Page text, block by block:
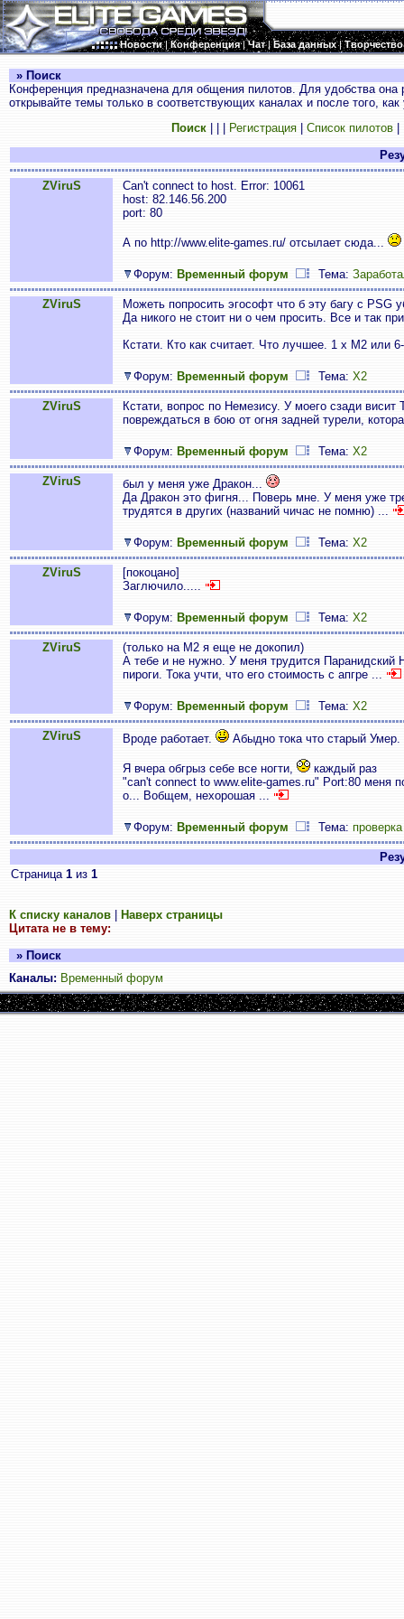
Новости|Конференция|Чат|База данных|Творчество
» Поиск
Конференция предназначена для общения пилотов. Для удобства
открывайте темы только в соответствующих каналах и после того,
Поиск
Регистрация Список пилотов
ZViruS
Can't connect to host. Error: 10061
host: 82.146.56.200
port: 80
А по http://www.elite-games.ru/ отсылает сюда...
Форум: Временный форум Тема:
ZViruS
Можеть попросить эгософт что б эту багу с PSG
Да никого не стоит ни о чем просить. Все и так
Кстати. Кто как считает. Что лучшее. 1 х М2 или
Форум: Временный форум Тема: X2
ZViruS
Кстати, вопрос по Немезису. У моего сзади
повреждаться в бою от огня задней турели,
Форум: Временный форум Тема: X2
ZViruS
был у меня уже Дракон...
Да Дракон это фигня... Поверь мне. У меня уже
трудятся в других (названий чичас не помню) ...
Форум: Временный форум Тема: X2
ZViruS
[покоцано]
Заглючило.....
Форум: Временный форум Тема: X2
ZViruS
(только на М2 я еще не докопил)
А тебе и не нужно. У меня трудится
пироги. Тока учти, что его стоимость с апгре ...
Форум: Временный форум Тема: X2
ZViruS Вроде работает. Абыдно тока что старый Умер.
Я вчера обгрыз себе все ногти,
каждый раз
"can't connect to www.elite-games.ru" Port:80 меня
о... Вобщем, нехорошая ...
Форум: Временный форум Тема:
Страница 1 из 1
К списку каналов
Наверх страницы
Цитата не в тему:
» Поиск
Каналы: Временный форум